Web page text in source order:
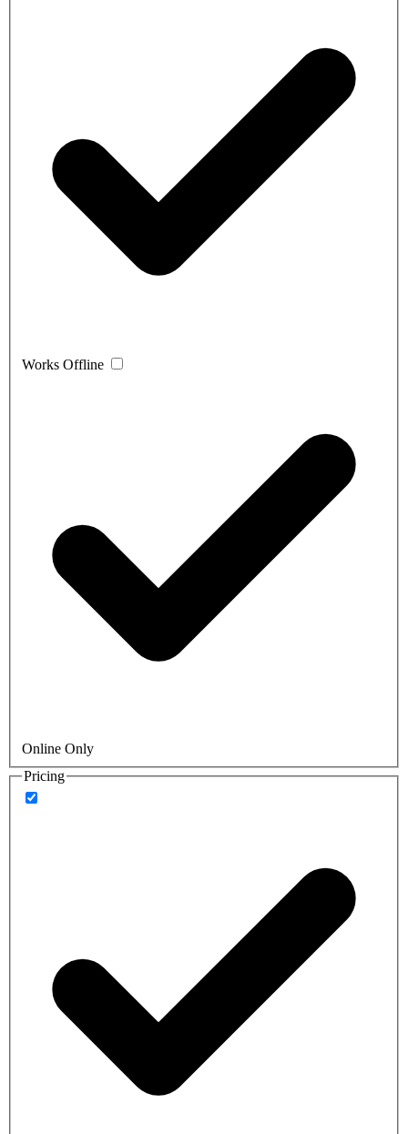
Works Offline
Online Only
Pricing